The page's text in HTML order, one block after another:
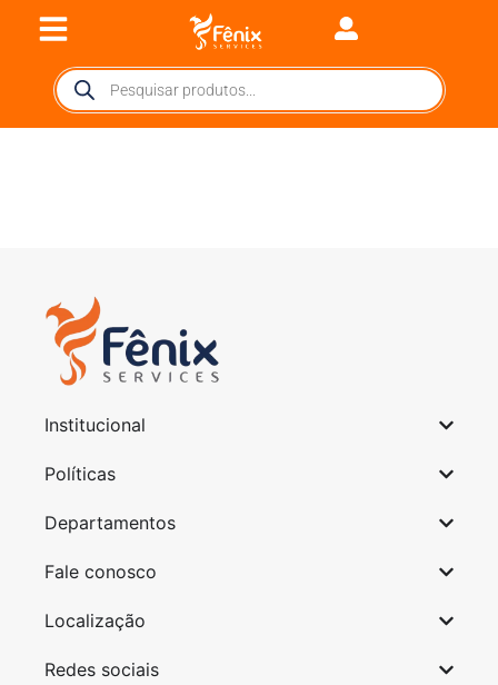
Institucional
Políticas
Departamentos
Fale conosco
Localização
Redes sociais